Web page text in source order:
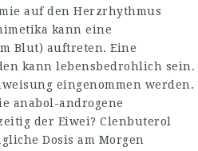
auf den Herzrhythmus
kann eine
Blut) auftreten. Eine
kann lebensbedrohlich sein.
eingenommen werden.
anabol-androgene
der Eiwei? Clenbuterol
Dosis am Morgen